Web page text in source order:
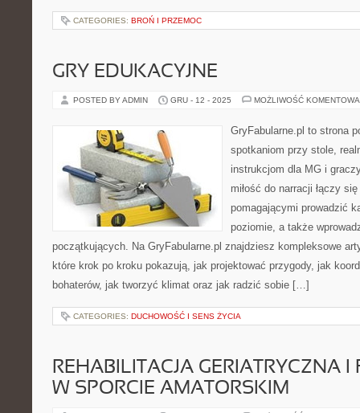
CATEGORIES: BROŃ I PRZEMOC
GRY EDUKACYJNE
POSTED BY ADMIN GRU - 12 - 2025 MOŻLIWOŚĆ
GryFabularne.pl to strona
spotkaniom przy stole,
instrukcjom dla MG i
miłość do narracji łączy
pomagającymi prowadzić
poziomie, a także
początkujących. Na GryFabularne.pl znajdziesz kompleksowe
które krok po kroku pokazują, jak projektować przygody, jak
bohaterów, jak tworzyć klimat oraz jak radzić sobie […]
CATEGORIES: DUCHOWOŚĆ I SENS ŻYCIA
REHABILITACJA GERIATRYCZNA I
W SPORCIE AMATORSKIM